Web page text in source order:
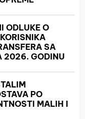
ODLUKE O
SA
2026. GODINU
PO
MALIH I